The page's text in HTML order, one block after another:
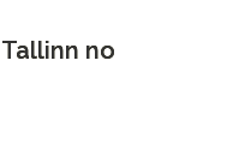
no